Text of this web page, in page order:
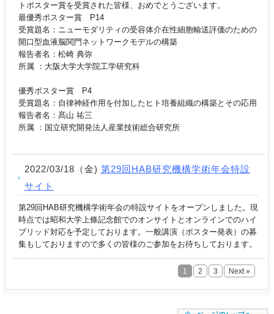
トポスター賞を受賞された皆様、おめでとうございます。
最優秀ポスター賞 P14
受賞題名：ニューモダリティの受容体介在性細胞輸送評価のための
開口型血液脳関門ネットワークモデルの構築
報告者名：松崎 典弥
所属 ：大阪大学大学院工学研究科
優秀ポスター賞 P4
受賞題名：自律神経作用を付加したヒト培養組織の構築とその応用
報告者名：髙山 祐三
所属 ：国立研究開発法人産業技術総合研究所
2022/03/18（金) 第29回HAB研究機構学術年会特設
サイト
第29回HAB研究機構学術年会の特設サイトをオープンしました。現
時点では昭和大学上條記念館でのオンサイトと オンラインでのハイ
ブリッド対応を予定しております。一般講演（ポスター発表）の募
集もしておりますので多くの皆様のご参加をお待ちしております。
1 2 3 Next »